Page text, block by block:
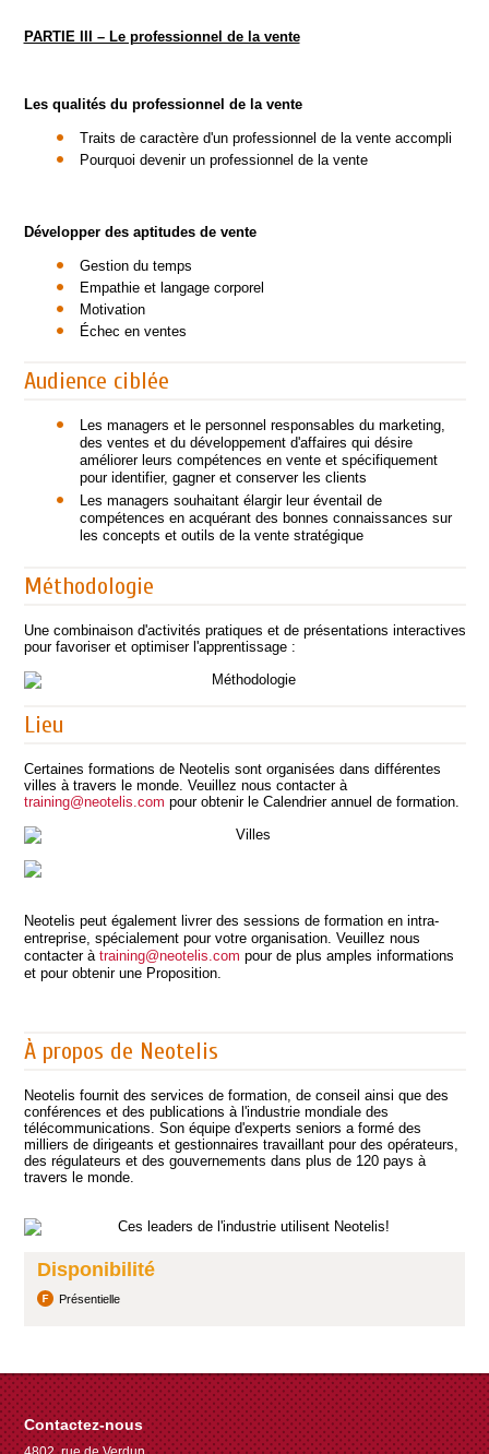
PARTIE III – Le professionnel de la vente
Les qualités du professionnel de la vente
Traits de caractère d'un professionnel de la vente accompli
Pourquoi devenir un professionnel de la vente
Développer des aptitudes de vente
Gestion du temps
Empathie et langage corporel
Motivation
Échec en ventes
Audience ciblée
Les managers et le personnel responsables du marketing,
des ventes et du développement d'affaires qui désire
améliorer leurs compétences en vente et spécifiquement
pour identifier, gagner et conserver les clients
Les managers souhaitant élargir leur éventail de
compétences en acquérant des bonnes connaissances sur
les concepts et outils de la vente stratégique
Méthodologie
Une combinaison d'activités pratiques et de présentations interactives
pour favoriser et optimiser l'apprentissage :
Lieu
Certaines formations de Neotelis sont organisées dans différentes
villes à travers le monde. Veuillez nous contacter à
training@neotelis.com pour obtenir le Calendrier annuel de formation.
Neotelis peut également livrer des sessions de formation en intra-
entreprise, spécialement pour votre organisation. Veuillez nous
contacter à training@neotelis.com pour de plus amples informations
et pour obtenir une Proposition.
À propos de Neotelis
Neotelis fournit des services de formation, de conseil ainsi que des
conférences et des publications à l'industrie mondiale des
télécommunications. Son équipe d'experts seniors a formé des
milliers de dirigeants et gestionnaires travaillant pour des opérateurs,
des régulateurs et des gouvernements dans plus de 120 pays à
travers le monde.
Disponibilité
Présentielle
Contactez-nous